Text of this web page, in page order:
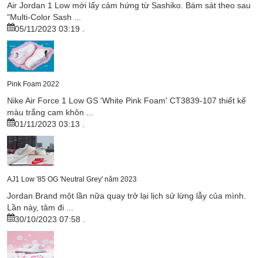
Air Jordan 1 Low mới lấy cảm hứng từ Sashiko. Bám sát theo sau
"Multi-Color Sash ...
05/11/2023 03:19
Pink Foam 2022
Nike Air Force 1 Low GS 'White Pink Foam' CT3839-107 thiết kế
màu trắng cam khôn ...
01/11/2023 03:13
AJ1 Low '85 OG 'Neutral Grey' năm 2023
Jordan Brand một lần nữa quay trở lại lịch sử lừng lẫy của mình.
Lần này, tâm đi ...
30/10/2023 07:58